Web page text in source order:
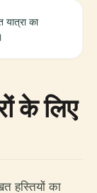
का
के लिए
हस्तियों का